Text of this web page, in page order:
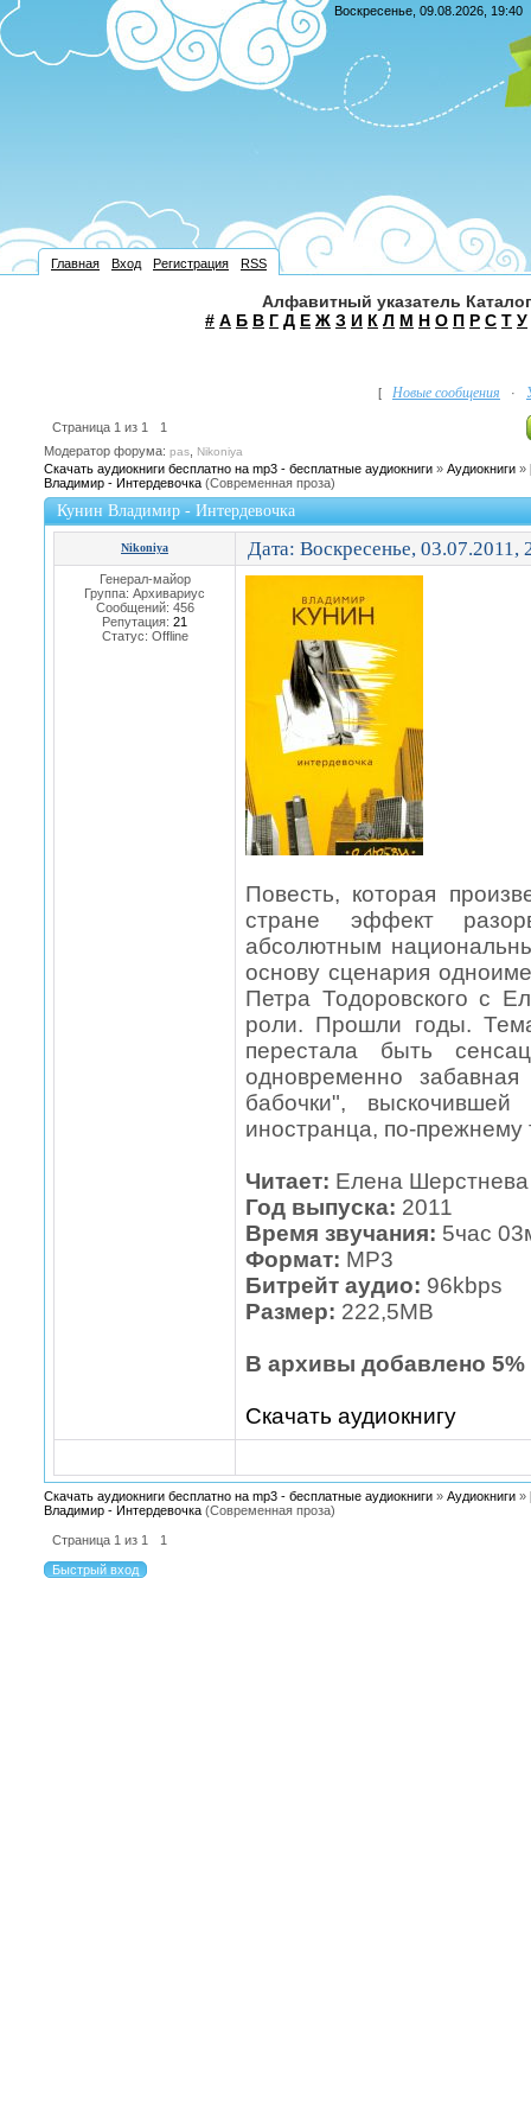
Воскресенье, 09.08.2026, 19:40
Главная Вход Регистрация RSS
Алфавитный указатель
# А Б В Г Д Е Ж З И К Л М Н О П Р С Т У
[ Новые сообщения ·
Страница 1 из 1
1
Модератор форума: pas Nikoniya
Скачать аудиокниги бесплатно на mp3 - бесплатные аудиокниги » Аудиокниги »
Владимир - Интердевочка (Современная проза)
Кунин Владимир - Интердевочка
Nikoniya Дата: Воскресенье,
Генерал-майор
Группа: Архивариус
Сообщений: 456
Репутация: 21
Статус: Offline
Повесть, которая
стране эффект
абсолютным
основу сценария
Петра Тодоровского с
роли. Прошли годы.
перестала быть
одновременно
бабочки", выскочившей
иностранца, по-прежнему
Читает: Елена Шерстнева
Год выпуска: 2011
Время звучания: 5час
Формат: МР3
Битрейт аудио: 96kbps
Размер: 222,5МВ
В архивы добавлено 5%
Скачать аудиокнигу
Скачать аудиокниги бесплатно на mp3 - бесплатные аудиокниги » Аудиокниги »
Владимир - Интердевочка (Современная проза)
Страница 1 из 1 1